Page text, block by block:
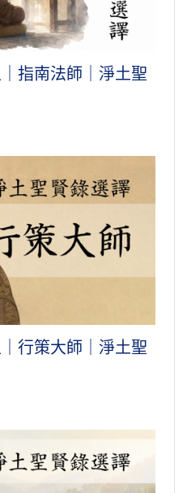
指南法師｜淨土聖
行策大師｜淨土聖